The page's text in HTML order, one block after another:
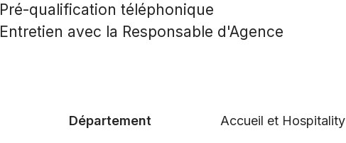
Pré-qualification téléphonique
Entretien avec la Responsable d'Agence
Département Accueil et Hospitality